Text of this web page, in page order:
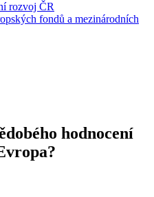
rozvoj ČR
fondů a mezinárodních
hodnocení